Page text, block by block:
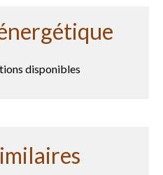
disponibles